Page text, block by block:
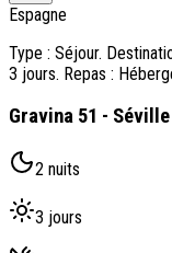
Espagne
Type : Séjour.
3 jours. Repas :
Gravina 51 - Séville
2 nuits
3 jours